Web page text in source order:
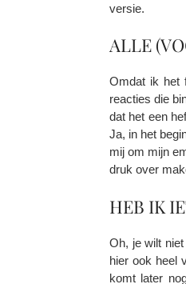
versie.
ALLE
Omdat ik het
reacties die
dat het een
Ja, in het
mij om mijn
druk over
HEB IK
Oh, je wilt
hier ook heel
komt later